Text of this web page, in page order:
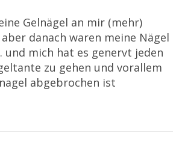
Gelnägel an mir (mehr)
danach waren meine Nägel
mich hat es genervt jeden
zu gehen und vorallem
abgebrochen ist